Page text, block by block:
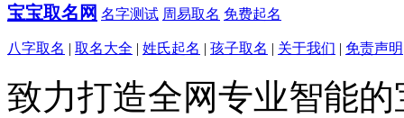
宝宝取名网 名字测试 周易取名 免费起名
八字取名 取名大全 姓氏起名 孩子取名 关于我们 免责声明
致力打造全网专业智能